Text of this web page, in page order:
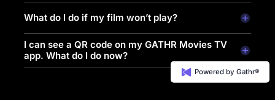
What do I do if my film won’t play?
I can see a QR code on my GATHR Movies TV
app. What do I do now?
Powered by Gathr®